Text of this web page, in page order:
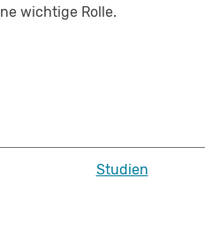
wichtige Rolle.
Studien